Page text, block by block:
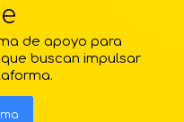
de apoyo para
buscan impulsar